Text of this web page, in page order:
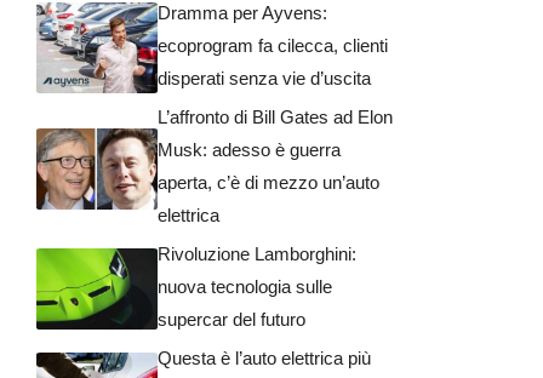
Dramma per Ayvens:
ecoprogram fa cilecca, clienti
disperati senza vie d’uscita
L’affronto di Bill Gates ad Elon
Musk: adesso è guerra
aperta, c’è di mezzo un’auto
elettrica
Rivoluzione Lamborghini:
nuova tecnologia sulle
supercar del futuro
Questa è l’auto elettrica più